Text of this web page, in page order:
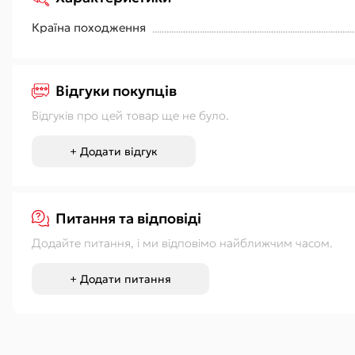
Країна походження
Відгуки покупців
Відгуків про цей товар ще не було.
+ Додати відгук
Питання та відповіді
Додайте питання, і ми відповімо найближчим часом.
+ Додати питання